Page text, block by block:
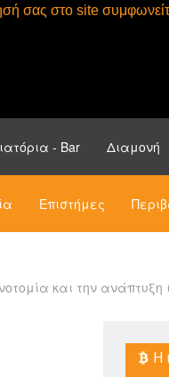
σας στο site
- Bar Διαμονή
Επιστήμες
και την ανάπτυξη
H